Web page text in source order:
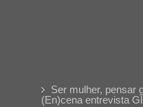
Ser mulher, pensar
(En)cena entrevista